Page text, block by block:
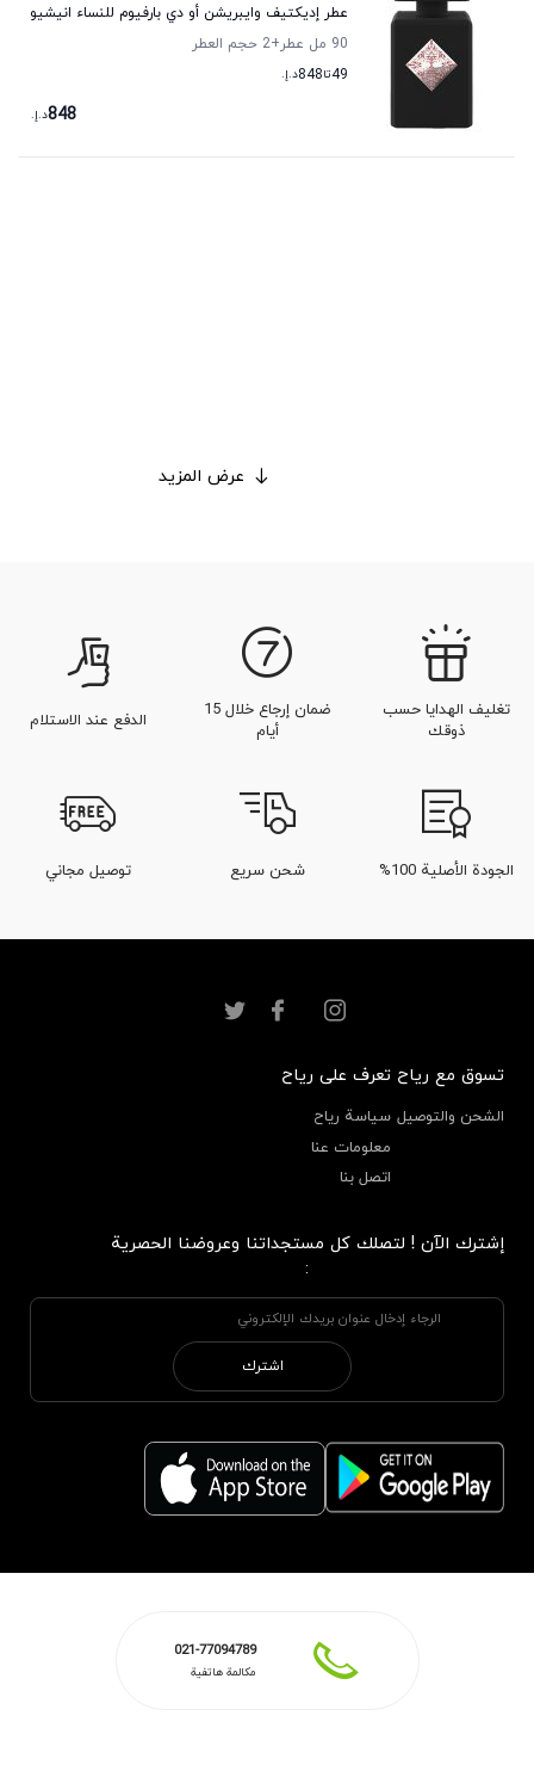
عطر إديكتيف وايبريشن أو دي بارفيوم للنساء انيشيو
90 مل عطر
+2
حجم العطر
49تا848د.إ.
848د.إ.
عرض المزيد
تغليف الهدايا حسب
ذوقك
ضمان إرجاع خلال 15
أيام
الدفع عند الاستلام
الجودة الأصلية 100% شحن سريع توصيل مجاني
تسوق مع رياح
الشحن والتوصيل
تعرف على رياح
سياسة رياح
معلومات عنا
اتصل بنا
إشترك الآن ! لتصلك كل مستجداتنا وعروضنا الحصرية
:
اشترك
021-77094789
مكالمة هاتفية